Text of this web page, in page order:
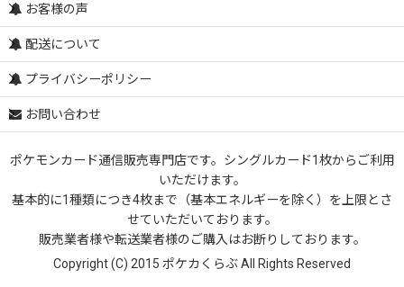
お客様の声
配送について
プライバシーポリシー
お問い合わせ
ポケモンカード通信販売専門店です。シングルカード1枚からご利用
いただけます。
基本的に1種類につき4枚まで（基本エネルギーを除く）を上限とさ
せていただいております。
販売業者様や転送業者様のご購入はお断りしております。
Copyright (C) 2015 ポケカくらぶ All Rights Reserved